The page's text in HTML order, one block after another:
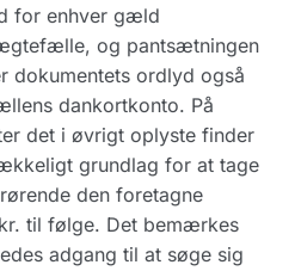
for enhver gæld
og pantsætningen
dokumentets ordlyd også
dankortkonto. På
det i øvrigt oplyste finder
grundlag for at tage
den foretagne
til følge. Det bemærkes
adgang til at søge sig